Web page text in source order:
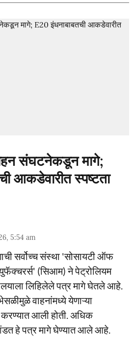
संघटनेकडून मागे;
आकडेवारीत स्पष्टता
5:54 am
सर्वोच्च संस्था 'सोसायटी ऑफ
(सिआम) ने पेट्रोलियम
लिहिलेले पत्र मागे घेतले आहे.
वाहनांमध्ये येणाऱ्या
करण्यात आली होती. अधिक
हे पत्र मागे घेण्यात आले आहे.